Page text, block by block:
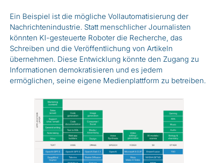
Ein Beispiel ist die mögliche Vollautomatisierung der
Nachrichtenindustrie. Statt menschlicher Journalisten
könnten KI-gesteuerte Roboter die Recherche, das
Schreiben und die Veröffentlichung von Artikeln
übernehmen. Diese Entwicklung könnte den Zugang zu
Informationen demokratisieren und es jedem
ermöglichen, seine eigene Medienplattform zu betreiben.